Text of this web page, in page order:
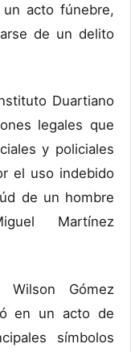
acto fúnebre,
de un delito
Duartiano
legales que
y policiales
el uso indebido
de un hombre
Martínez
Gómez
en un acto de
símbolos